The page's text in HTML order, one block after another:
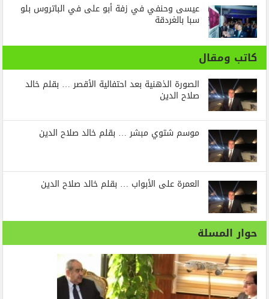
عيسى وحنفي في زفة أبو على في الباتروس بلو
سبا بالغردقة
كاتب ومقال
الصورة الذهنية بعد احتفالية الأقصر … بقلم خالد
صلاح الدين
موسم شتوي مبشر … بقلم خالد صلاح الدين
العمرة على الأبواب … بقلم خالد صلاح الدين
حوار المسلة